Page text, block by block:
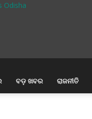
Odisha
ବଡ଼ ଖବର ରାଜନୀତି